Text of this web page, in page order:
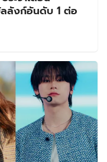
ลังก์อันดับ 1 ต่อ